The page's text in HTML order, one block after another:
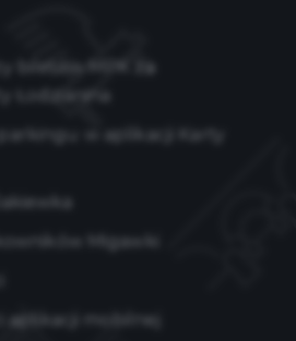
biletów MPK za
Łodzianina
w aplikacji Karty
Migawki
aplikacji mobilnej